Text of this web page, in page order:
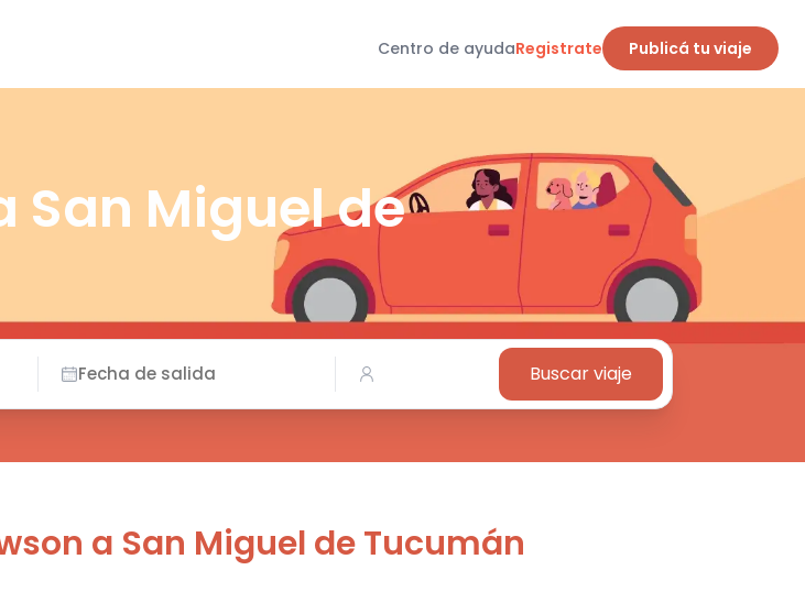
Centro de ayudaRegistrate Publicá tu viaje
San Miguel de
Fecha de salida Buscar viaje
a San Miguel de Tucumán